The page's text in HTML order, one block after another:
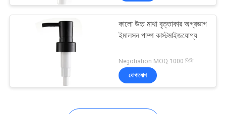
ফোমিং সাবান ডিস্পেন্সার পাম্প
কালো উচ্চ মাথা বৃত্তাকার অগ্রভাগ
ইমালসন পাম্প কাস্টমাইজযোগ্য
Negotiation MOQ:1000 পিসি
যোগাযোগ